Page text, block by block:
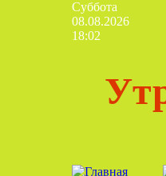
Суббота
08.08.2026
18:02